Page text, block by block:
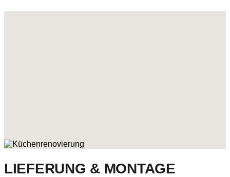
LIEFERUNG & MONTAGE